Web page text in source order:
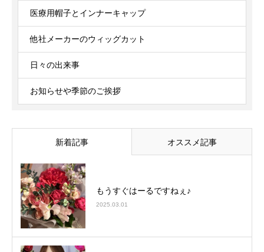
医療用帽子とインナーキャップ
他社メーカーのウィッグカット
日々の出来事
お知らせや季節のご挨拶
新着記事 オススメ記事
もうすぐはーるですねぇ♪
2025.03.01